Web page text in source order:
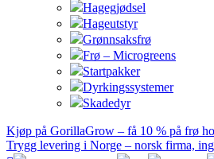
Hagegjødsel
Hageutstyr
Grønnsaksfrø
Frø – Microgreens
Startpakker
Dyrkingssystemer
Skadedyr
Kjøp på GorillaGrow – få 10 % på frø
Trygg levering i Norge – norsk firma,